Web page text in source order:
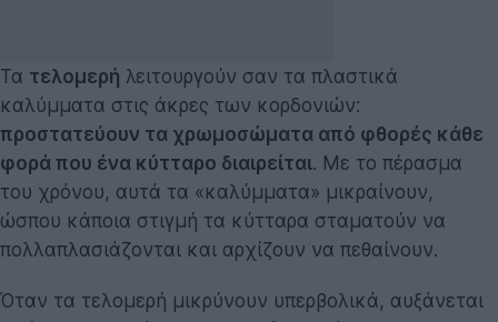
Τα τελομερή λειτουργούν σαν τα πλαστικά
καλύμματα στις άκρες των κορδονιών:
προστατεύουν τα χρωμοσώματα από φθορές κάθε
φορά που ένα κύτταρο διαιρείται. Με το πέρασμα
του χρόνου, αυτά τα «καλύμματα» μικραίνουν,
ώσπου κάποια στιγμή τα κύτταρα σταματούν να
πολλαπλασιάζονται και αρχίζουν να πεθαίνουν.
Όταν τα τελομερή μικρύνουν υπερβολικά, αυξάνεται